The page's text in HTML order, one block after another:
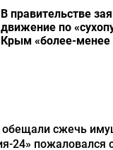
В правительстве
движение по
Крым «более-менее